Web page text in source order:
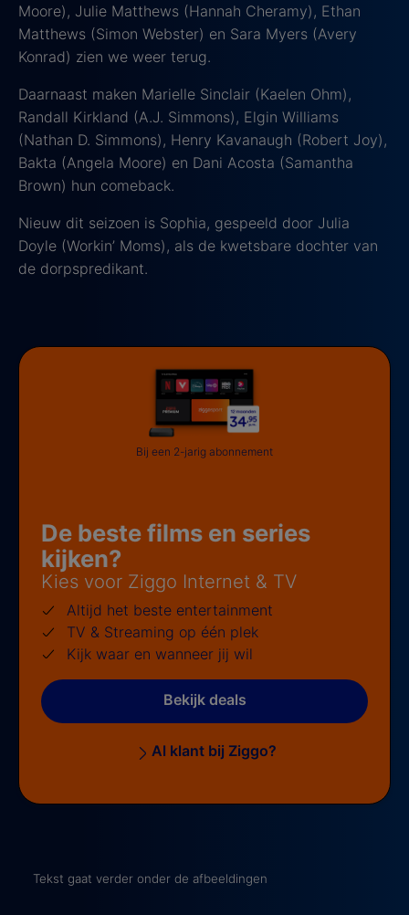
Moore), Julie Matthews (Hannah Cheramy), Ethan
Matthews (Simon Webster) en Sara Myers (Avery
Konrad) zien we weer terug.
Daarnaast maken Marielle Sinclair (Kaelen Ohm),
Randall Kirkland (A.J. Simmons), Elgin Williams
(Nathan D. Simmons), Henry Kavanaugh (Robert Joy),
Bakta (Angela Moore) en Dani Acosta (Samantha
Brown) hun comeback.
Nieuw dit seizoen is Sophia, gespeeld door Julia
Doyle (Workin’ Moms), als de kwetsbare dochter van
de dorpspredikant.
De beste films en series
kijken?
Kies voor Ziggo Internet & TV
Altijd het beste entertainment
TV & Streaming op één plek
Kijk waar en wanneer jij wil
Bekijk deals
Al klant bij Ziggo?
Bij een 2-jarig abonnement
Tekst gaat verder onder de afbeeldingen